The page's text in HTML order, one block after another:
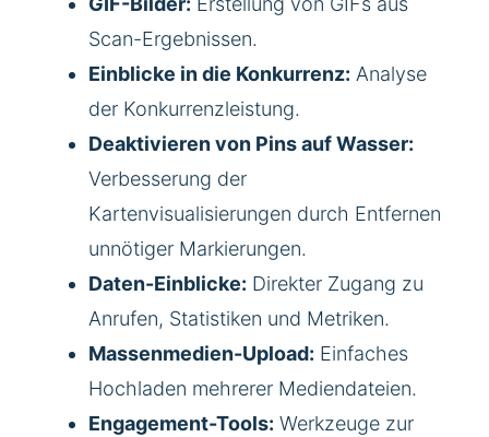
Scan-Ergebnissen.
Einblicke in die Konkurrenz: Analyse
der Konkurrenzleistung.
Deaktivieren von Pins auf Wasser:
Verbesserung der
Kartenvisualisierungen durch Entfernen
unnötiger Markierungen.
Daten-Einblicke: Direkter Zugang zu
Anrufen, Statistiken und Metriken.
Massenmedien-Upload: Einfaches
Hochladen mehrerer Mediendateien.
Engagement-Tools: Werkzeuge zur